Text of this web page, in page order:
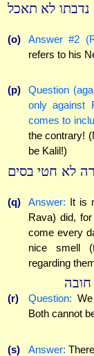
לא תאכל
(o) Answer #2
refers to his
(p)
Question
only against
comes to
the contrary!
be Kalil!)
לא חטי בסים
(q) Answer: It is
Rava) did,
come every
nice smell
regarding
חובה
(r) Question:
Both cannot
(s) Answer: